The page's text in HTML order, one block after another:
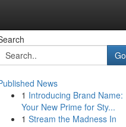
Go
News
1 Introducing Brand Name:
Your New Prime for Sty...
1 Stream the Madness In